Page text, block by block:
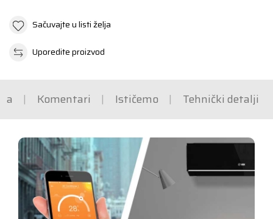
Sačuvajte u listi želja
Uporedite proizvod
Komentari Ističemo Tehnički detalji